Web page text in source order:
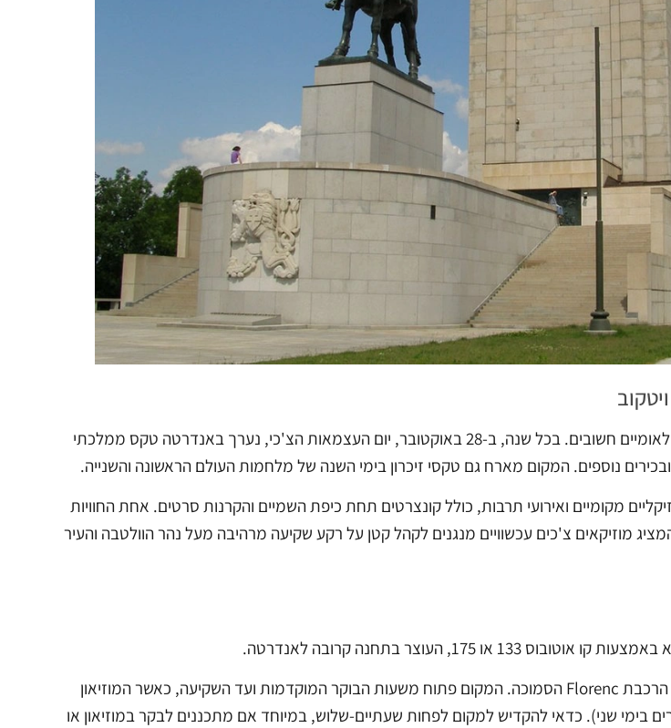
גבעת ויטקוב משמשת גם כמוקד לאירועים לאומיים חשובים. בכל שנה, ב-28 באוקטובר, יום העצמאות הצ'כי, נערך באנדרטה טקס ממלכתי
נוספים. המקום מארח גם טקסי זיכרון בימי השנה של מלחמות העולם הראשונה והשנייה.
מקומיים ואירועי תרבות, כולל קונצרטים תחת כיפת השמיים והקרנות סרטים. אחת החוויות
מוזיקאים צ'כים עכשוויים מנגנים לקהל קטן על רקע שקיעה מרהיבה מעל נהר הוולטבה והעיר
175, העוצר בתחנה קרובה לאנדרטה.
אפשר גם להגיע ברגל או באופניים מתחנת הרכבת Florenc הסמוכה. המקום פתוח משעות הבוקר המוקדמות ועד השקיעה, כאשר המוזיאון
פתוחים בין 10:00 ל-18:00 (סגורים בימי שני). כדאי להקדיש למקום לפחות שעתיים-שלוש, במיוחד אם מתכננים לבקר במוזיאון או